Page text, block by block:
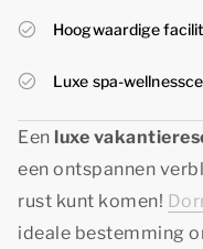
Hoogwaardige
Luxe spa-
Een luxe
een ontspannen
rust kunt komen!
ideale bestemming